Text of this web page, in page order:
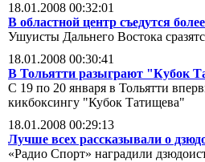
18.01.2008 00:32:01
В областной центр съедутся
Ушуисты Дальнего Востока
18.01.2008 00:30:41
В Тольятти разыграют "Кубок
С 19 по 20 января в Тольятти
кикбоксингу "Кубок Татищева"
18.01.2008 00:29:13
Лучше всех рассказывали о
«Радио Спорт» наградили